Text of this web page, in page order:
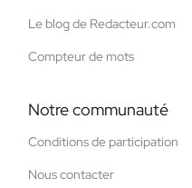
Le blog de Redacteur.com
Compteur de mots
Notre communauté
Conditions de participation
Nous contacter